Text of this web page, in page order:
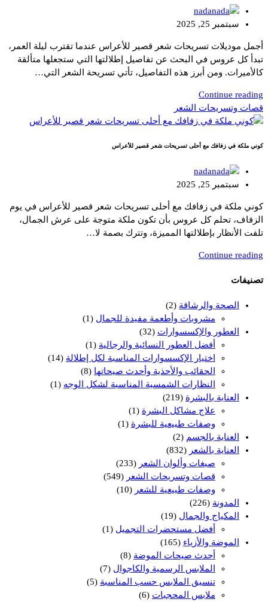
nada
سبتمبر 25, 2025
أجمل موديلات تسريحات شعر قصير للأعراس عندما تقترب ليلة العمر،
تبدأ كل عروس في البحث عن تفاصيل إطلالتها التي ستجعلها متألقة
كالأميرات. ومن أبرز هذه التفاصيل، تأتي تسريحة الشعر التي…
Continue reading
قصات وتسريحات الشعر
كوني ملكة في زفافك مع أحلى تسريحات شعر قصير للأعراس
nada
سبتمبر 25, 2025
كوني ملكة في زفافك مع أحلى تسريحات شعر قصير للأعراس في يوم
الزفاف، تحلم كل عروس بأن تكون ملكة متوجة على عرش الجمال،
تلفت الأنظار بإطلالتها المميزة، وتترك بصمة لا…
Continue reading
تصنيفات
الصحة والرشاقة (2)
مشروبات وأطعمة مفيدة للجمال (1)
العطور والإكسسوارات (32)
أفضل العطور النسائية والرجالية (1)
اختيار الإكسسوارات المناسبة لكل إطلالة (14)
الحقائب والأحذية وأحدث صيحاتها (8)
النظارات الشمسية المناسبة لشكل الوجه (1)
العناية بالبشرة (219)
علاج مشاكل البشرة (1)
وصفات طبيعية للبشرة (1)
العناية بالجسم (2)
العناية بالشعر (832)
صبغات وألوان الشعر (233)
قصات وتسريحات الشعر (549)
وصفات طبيعية للشعر (10)
المدونة (226)
المكياج والجمال (19)
أفضل مستحضرات التجميل (1)
الموضة والأزياء (165)
أحدث صيحات الموضة (8)
الملابس الرسمية والكاجوال (7)
تنسيق الملابس حسب المناسبة (5)
ملابس المحجبات (6)